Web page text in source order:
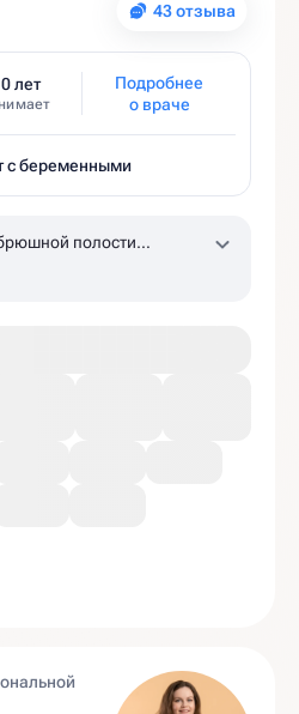
43 отзыва
лет
Подробнее
о враче
с беременными
полости